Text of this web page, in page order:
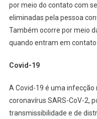
por meio do contato com
eliminadas pela pessoa
Também ocorre por meio
quando entram em contato
Covid-19
A Covid-19 é uma
coronavírus SARS-CoV-2,
transmissibilidade e de